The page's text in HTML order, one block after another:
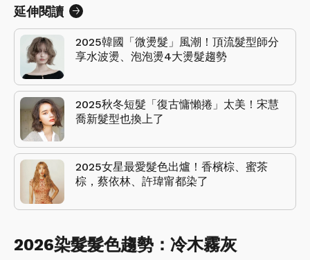
延伸閱讀
2025韓國「微燙髮」風潮！頂流髮型師分
享水波燙、泡泡燙4大燙髮趨勢
2025秋冬短髮「復古慵懶捲」太美！宋慧
喬新髮型也換上了
2025女星最愛髮色出爐！香檳棕、蜜茶
棕，蔡依林、許瑋甯都染了
2026染髮髮色趨勢：冷木霧灰